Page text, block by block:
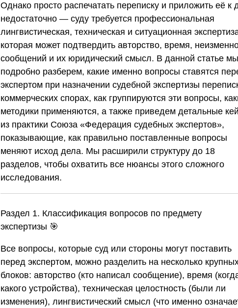
Однако просто распечатать переписку и приложить её к
недостаточно — суду требуется профессиональная
лингвистическая, техническая и ситуационная
которая может подтвердить авторство, время,
сообщений и их юридический смысл. В данной статье мы
подробно разберем, какие именно вопросы ставятся
экспертом при назначении судебной экспертизы
коммерческих спорах, как группируются эти вопросы,
методики применяются, а также приведем детальные
из практики Союза «Федерация судебных экспертов»,
показывающие, как правильно поставленные вопросы
меняют исход дела. Мы расширили структуру до 18
разделов, чтобы охватить все нюансы этого сложного
исследования.
Раздел 1. Классификация вопросов по предмету
экспертизы 🎯
Все вопросы, которые суд или стороны могут поставить
перед экспертом, можно разделить на несколько
блоков: авторство (кто написал сообщение), время
какого устройства), техническая целостность (были ли
изменения), лингвистический смысл (что именно